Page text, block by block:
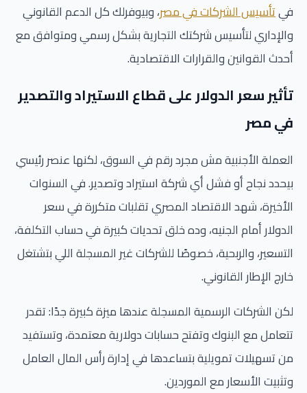
فيتأسيس الشركات في مصر، وبيوفرلك كل الدعم القانوني
والإداري لتأسيس شركتك التجارية بشكل رسمي ومتوافق مع
أحدث القوانين والقرارات الاقتصادية.
تأثير سعر الدولار على قطاع الاستيراد والتصدير
في مصر
العملة الأجنبية مش مجرد رقم في السوق، لكنها عنصر رئيسي
بيحدد نجاح أو فشل أي شركة استيراد وتصدير. في السنوات
الأخيرة، شهد الاقتصاد المصري تقلبات متكررة في سعر
الدولار أمام الجنيه، وده خلق تحديات كبيرة في حساب التكلفة،
التسعير، والربحية، خصوصًا للشركات غير المسجلة اللي بتشتغل
خارج الإطار القانوني.
لكن الشركات الرسمية المسجلة عندها ميزة كبيرة جدًا: تقدر
تتعامل مع البنوك وتفتح حسابات دولارية معتمدة، وتستفيد
من تسهيلات تمويلية بتساعدها في إدارة رأس المال العامل
وتثبيت الأسعار مع الموردين.